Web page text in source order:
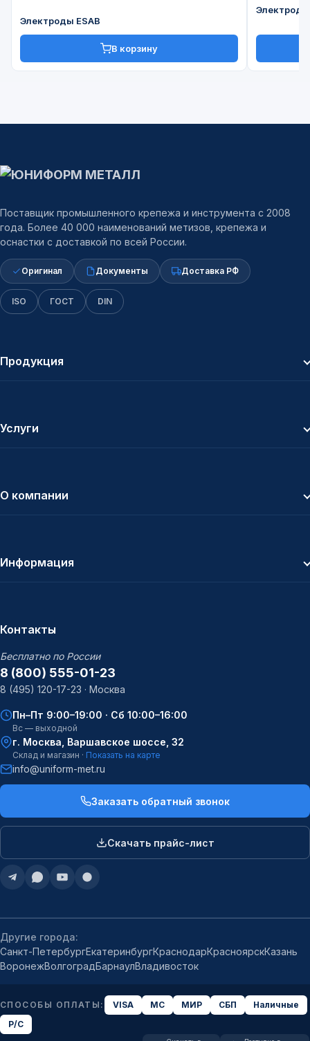
Электроды ESAB
В корзину
Поставщик промышленного крепежа и инструмента с 2008
года. Более 40 000 наименований метизов, крепежа и
оснастки с доставкой по всей России.
Оригинал Документы Доставка РФ
ISO ГОСТ DIN
Продукция
Услуги
О компании
Информация
Контакты
Бесплатно по России
8 (800) 555-01-23
8 (495) 120-17-23 · Москва
Пн–Пт 9:00–19:00 · Сб 10:00–16:00
Вс — выходной
г. Москва, Варшавское шоссе, 32
Склад и магазин · Показать на карте
info@uniform-met.ru
Заказать обратный звонок
Скачать прайс-лист
Другие города:
Санкт-ПетербургЕкатеринбургКраснодарКрасноярскКазань
ВоронежВолгоградБарнаулВладивосток
СПОСОБЫ ОПЛАТЫ: VISA MC МИР СБП
Наличные
Р/С